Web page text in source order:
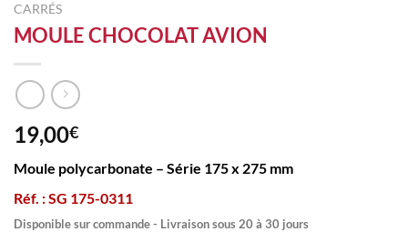
CARRÉS
MOULE CHOCOLAT AVION
19,00€
Moule polycarbonate – Série 175 x 275 mm
Réf. : SG 175-0311
Disponible sur commande - Livraison sous 20 à 30 jours